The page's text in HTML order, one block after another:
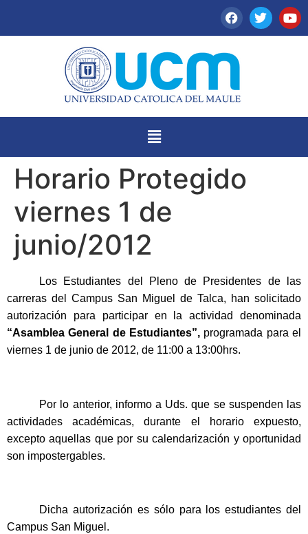
Horario Protegido
viernes 1 de
junio/2012
Los Estudiantes del Pleno de Presidentes de las
carreras del Campus San Miguel de Talca, han solicitado
autorización para participar en la actividad denominada
“Asamblea General de Estudiantes”, programada para el
viernes 1 de junio de 2012, de 11:00 a 13:00hrs.
Por lo anterior, informo a Uds. que se suspenden las
actividades académicas, durante el horario expuesto,
excepto aquellas que por su calendarización y oportunidad
son impostergables.
Dicha autorización es sólo para los estudiantes del
Campus San Miguel.